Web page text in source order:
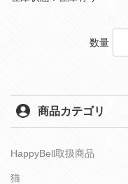
数量
商品カテゴリ
HappyBell取扱商品
猫